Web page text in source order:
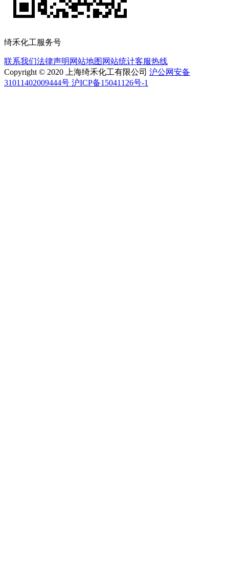
绮禾化工服务号
联系我们法律声明 网站地图 网站统计客服热线
Copyright © 2020 上海绮禾化工有限公司 沪公网安备
31011402009444号 沪ICP备15041126号-1